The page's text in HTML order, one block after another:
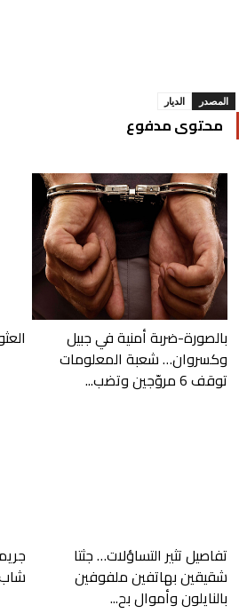
المصدر الديار
محتوى مدفوع
بالصورة-ضربة أمنية في جبيل
وكسروان… شعبة المعلومات
توقف 6 مروّجين وتضب...
تفاصيل تثير التساؤلات… جثتا
شقيقين بهاتفين ملفوفين
بالنايلون وأموال بح...